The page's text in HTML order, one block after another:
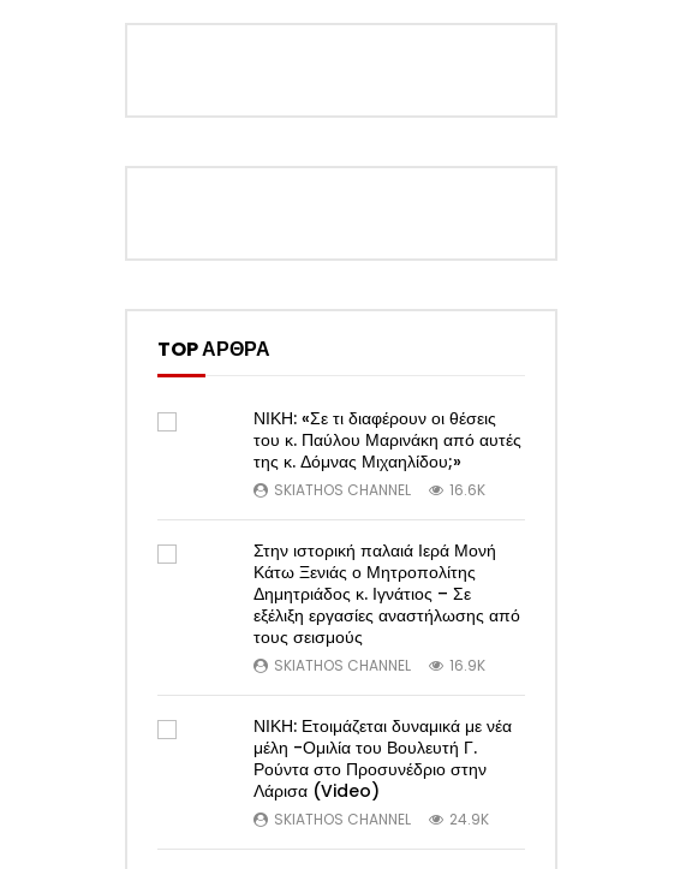
TOP ΑΡΘΡΑ
ΝΙΚΗ: «Σε τι διαφέρουν οι θέσεις
του κ. Παύλου Μαρινάκη από αυτές
της κ. Δόμνας Μιχαηλίδου;»
SKIATHOS CHANNEL 16.6K
Στην ιστορική παλαιά Ιερά Μονή
Κάτω Ξενιάς ο Μητροπολίτης
Δημητριάδος κ. Ιγνάτιος – Σε
εξέλιξη εργασίες αναστήλωσης από
τους σεισμούς
SKIATHOS CHANNEL 16.9K
ΝΙΚΗ: Ετοιμάζεται δυναμικά με νέα
μέλη -Ομιλία του Βουλευτή Γ.
Ρούντα στο Προσυνέδριο στην
Λάρισα (Video)
SKIATHOS CHANNEL 24.9K